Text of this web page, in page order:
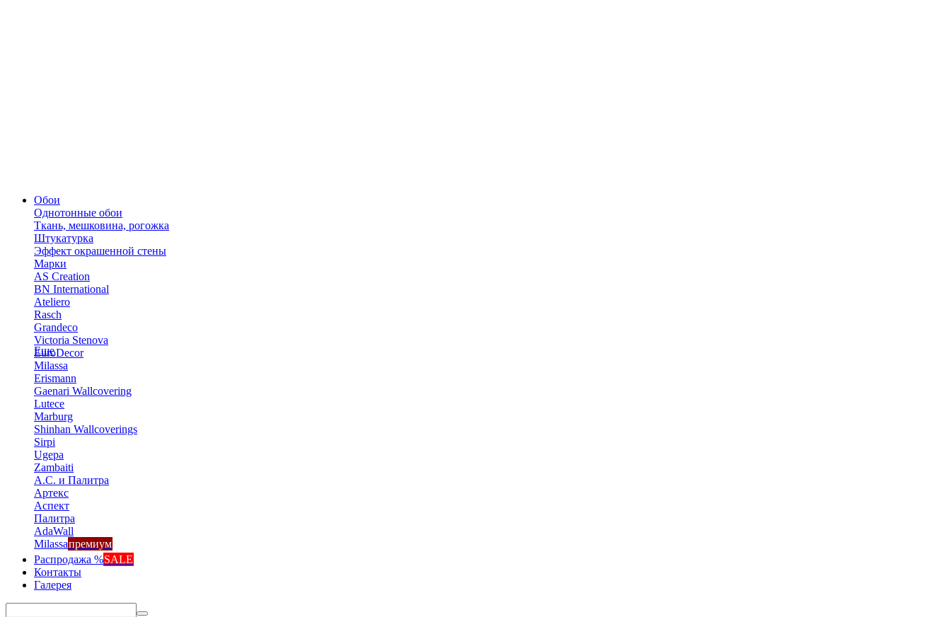
Обои
Однотонные обои
Ткань, мешковина, рогожка
Штукатурка
Эффект окрашенной стены
Марки
AS Creation
BN International
Ateliero
Rasch
Grandeco
Victoria Stenova
EuroDecor
Milassa
Erismann
Gaenari Wallcovering
Lutece
Marburg
Shinhan Wallcoverings
Sirpi
Ugepa
Zambaiti
А.С. и Палитра
Артекс
Аспект
Палитра
AdaWall
Milassaпремиум
Еще
Распродажа %SALE
Контакты
Галерея